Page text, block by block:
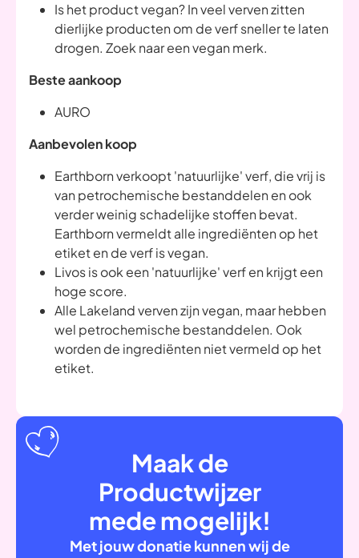
Is het product vegan? In veel verven zitten
dierlijke producten om de verf sneller te laten
drogen. Zoek naar een vegan merk.
Beste aankoop
AURO
Aanbevolen koop
Earthborn verkoopt 'natuurlijke' verf, die vrij is
van petrochemische bestanddelen en ook
verder weinig schadelijke stoffen bevat.
Earthborn vermeldt alle ingrediënten op het
etiket en de verf is vegan.
Livos is ook een 'natuurlijke' verf en krijgt een
hoge score.
Alle Lakeland verven zijn vegan, maar hebben
wel petrochemische bestanddelen. Ook
worden de ingrediënten niet vermeld op het
etiket.
Maak de
Productwijzer
mede mogelijk!
Met jouw donatie kunnen wij de